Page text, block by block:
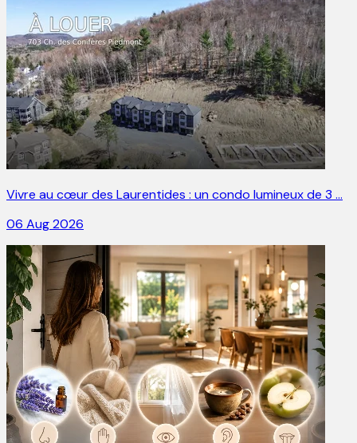
Vivre au cœur des Laurentides : un condo lumineux de 3 …
06 Aug 2026